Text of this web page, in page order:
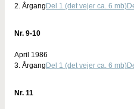
2. ÅrgangDel 1 (det vejer ca. 6 mb)
Nr. 9-10
April 1986
3. ÅrgangDel 1 (det vejer ca. 6 mb)
Nr. 11